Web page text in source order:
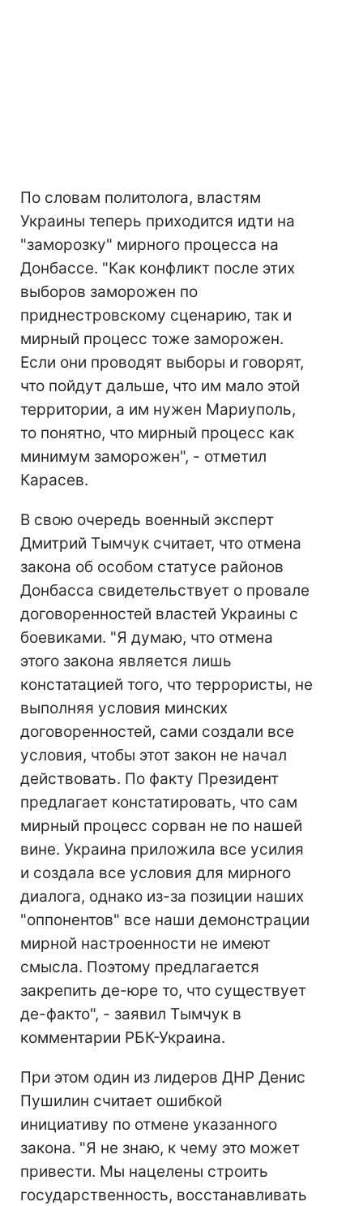
По словам политолога, властям
Украины теперь приходится идти на
"заморозку" мирного процесса на
Донбассе. "Как конфликт после этих
выборов заморожен по
приднестровскому сценарию, так и
мирный процесс тоже заморожен.
Если они проводят выборы и говорят,
что пойдут дальше, что им мало этой
территории, а им нужен Мариуполь,
то понятно, что мирный процесс как
минимум заморожен", - отметил
Карасев.
В свою очередь военный эксперт
Дмитрий Тымчук считает, что отмена
закона об особом статусе районов
Донбасса свидетельствует о провале
договоренностей властей Украины с
боевиками. "Я думаю, что отмена
этого закона является лишь
констатацией того, что террористы, не
выполняя условия минских
договоренностей, сами создали все
условия, чтобы этот закон не начал
действовать. По факту Президент
предлагает констатировать, что сам
мирный процесс сорван не по нашей
вине. Украина приложила все усилия
и создала все условия для мирного
диалога, однако из-за позиции наших
"оппонентов" все наши демонстрации
мирной настроенности не имеют
смысла. Поэтому предлагается
закрепить де-юре то, что существует
де-факто", - заявил Тымчук в
комментарии РБК-Украина.
При этом один из лидеров ДНР Денис
Пушилин считает ошибкой
инициативу по отмене указанного
закона. "Я не знаю, к чему это может
привести. Мы нацелены строить
государственность, восстанавливать